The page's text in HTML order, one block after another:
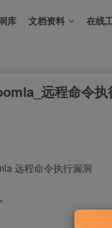
库 文档资料 在线
远程命令
远程命令执行漏洞